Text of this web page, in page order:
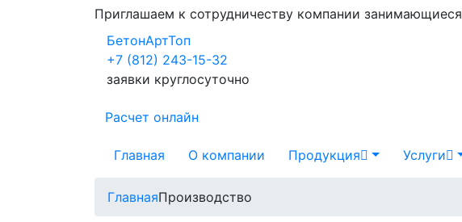
Приглашаем к сотрудничеству компании
БетонАртТоп
+7 (812) 243-15-32
заявки круглосуточно
Расчет онлайн
Главная О компании Продукция Услуги
ГлавнаяПроизводство